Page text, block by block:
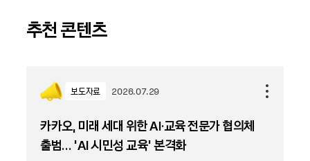
추천 콘텐츠
보도자료 2026.07.29
카카오, 미래 세대 위한 AI·교육 전문가 협의체
출범… ‘AI 시민성 교육’ 본격화